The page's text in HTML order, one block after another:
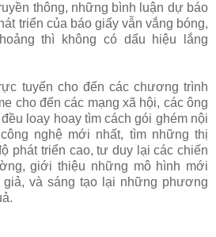
thông, những bình luận dự báo
triển của báo giấy vẫn vắng bóng,
thì không có dấu hiệu lắng
tuyến cho đến các chương trình
cho đến các mạng xã hội, các ông
loay hoay tìm cách gói ghém nội
nghệ mới nhất, tìm những thị
phát triển cao, tư duy lại các chiến
giới thiệu những mô hình mới
giả, và sáng tạo lại những phương